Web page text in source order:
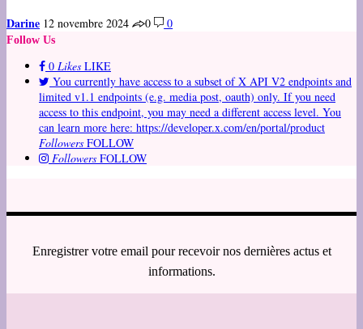
Darine 12 novembre 2024 0 0
Follow Us
0 Likes LIKE
You currently have access to a subset of X API V2 endpoints and
limited v1.1 endpoints (e.g. media post, oauth) only. If you need
access to this endpoint, you may need a different access level. You
can learn more here: https://developer.x.com/en/portal/product
Followers FOLLOW
Followers FOLLOW
Enregistrer votre email pour recevoir nos dernières actus et
informations.